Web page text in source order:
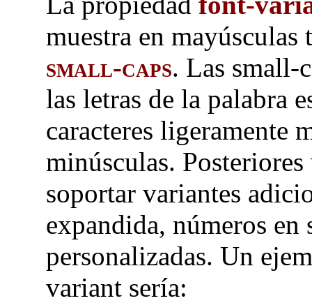
muestra en
small-caps. Las small-
las letras de la palabra
caracteres ligeramente
minúsculas.
soportar variantes
expandida, números en
personalizadas. Un
variant sería: